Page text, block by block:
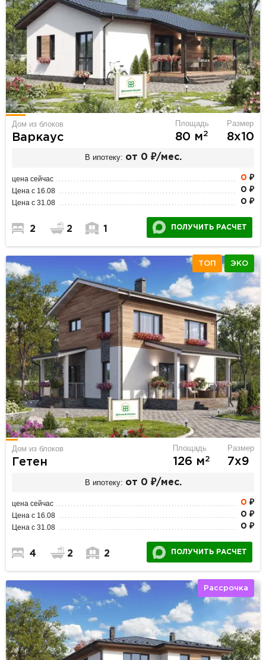
Дом из блоков
Варкаус
Площадь
80 м2
Размер
8х10
В ипотеку: от 0 ₽/мес.
цена сейчас 0 ₽
Цена с 16.08 0 ₽
Цена с 31.08 0 ₽
2 2 1 ПОЛУЧИТЬ РАСЧЕТ
ТОП ЭКО
Дом из блоков
Гетен
Площадь
126 м2
Размер
7х9
В ипотеку: от 0 ₽/мес.
цена сейчас 0 ₽
Цена с 16.08 0 ₽
Цена с 31.08 0 ₽
4 2 2 ПОЛУЧИТЬ РАСЧЕТ
Рассрочка